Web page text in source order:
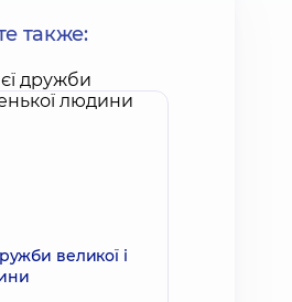
также:
великої і